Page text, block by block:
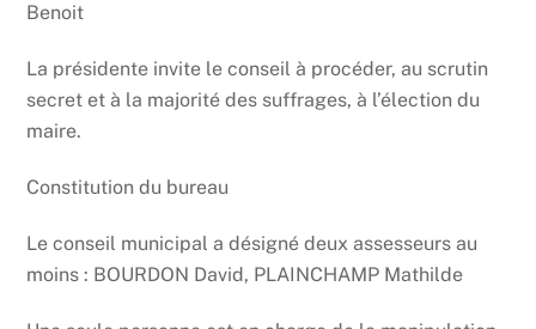
Benoit
La présidente invite le conseil à procéder, au scrutin
secret et à la majorité des suffrages, à l’élection du
maire.
Constitution du bureau
Le conseil municipal a désigné deux assesseurs au
moins : BOURDON David, PLAINCHAMP Mathilde